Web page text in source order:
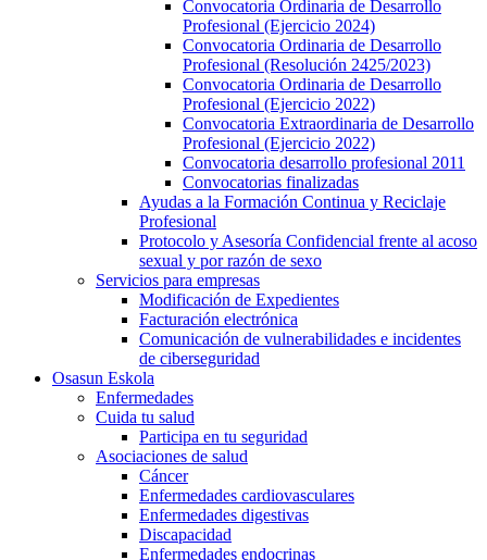
Convocatoria Ordinaria de Desarrollo
Profesional (Ejercicio 2024)
Convocatoria Ordinaria de Desarrollo
Profesional (Resolución 2425/2023)
Convocatoria Ordinaria de Desarrollo
Profesional (Ejercicio 2022)
Convocatoria Extraordinaria de Desarrollo
Profesional (Ejercicio 2022)
Convocatoria desarrollo profesional 2011
Convocatorias finalizadas
Ayudas a la Formación Continua y Reciclaje
Profesional
Protocolo y Asesoría Confidencial frente al acoso
sexual y por razón de sexo
Servicios para empresas
Modificación de Expedientes
Facturación electrónica
Comunicación de vulnerabilidades e incidentes
de ciberseguridad
Osasun Eskola
Enfermedades
Cuida tu salud
Participa en tu seguridad
Asociaciones de salud
Cáncer
Enfermedades cardiovasculares
Enfermedades digestivas
Discapacidad
Enfermedades endocrinas